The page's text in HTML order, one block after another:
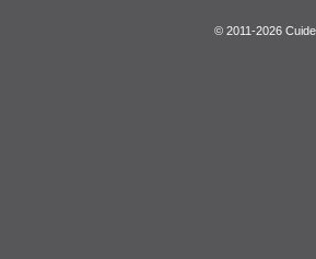
© 2011-2026